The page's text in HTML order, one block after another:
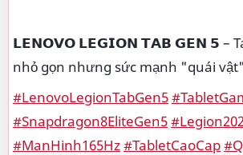
𝗟𝗘𝗡𝗢𝗩𝗢 𝗟𝗘𝗚𝗜𝗢𝗡 𝗧𝗔𝗕 𝗚𝗘𝗡 𝟱 –
nhỏ gọn nhưng sức mạnh "quái
#LenovoLegionTabGen5
#Snapdragon8EliteGen5
#ManHinh165Hz#TabletCaoCap